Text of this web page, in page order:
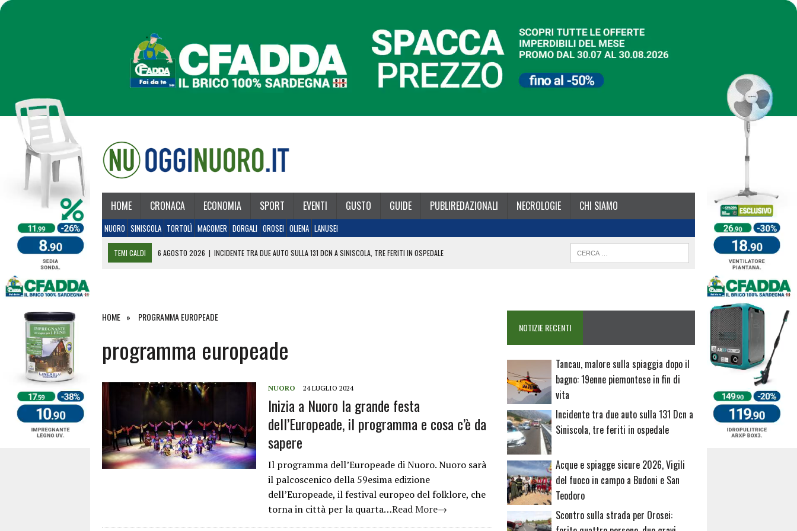
HOME CRONACA ECONOMIA SPORT EVENTI GUSTO GUIDE PUBLIREDAZIONALI NECROLOGIE CHI SIAMO
NUORO SINISCOLA TORTOLÌ MACOMER DORGALI OROSEI OLIENA LANUSEI
TEMI CALDI 6 AGOSTO 2026 | INCIDENTE TRA DUE AUTO SULLA 131 DCN A SINISCOLA, TRE FERITI IN OSPEDALE
27 LUGLIO 2026 | OMICIDIO A BARI SARDO, ECCO COME È STATO UCCISO SIMONE CONCAS
HOME PROGRAMMA EUROPEADE
programma europeade
NUORO 24 LUGLIO 2024
Inizia a Nuoro la grande festa
dell’Europeade, il programma e cosa c’è da
sapere
Il programma dell’Europeade di Nuoro. Nuoro sarà
il palcoscenico della 59esima edizione
dell’Europeade, il festival europeo del folklore, che
torna in città per la quarta…Read More→
NOTIZIE RECENTI
Tancau, malore sulla spiaggia dopo il
bagno: 19enne piemontese in fin di
vita
Incidente tra due auto sulla 131 Dcn a
Siniscola, tre feriti in ospedale
Acque e spiagge sicure 2026, Vigili
del fuoco in campo a Budoni e San
Teodoro
Scontro sulla strada per Orosei: